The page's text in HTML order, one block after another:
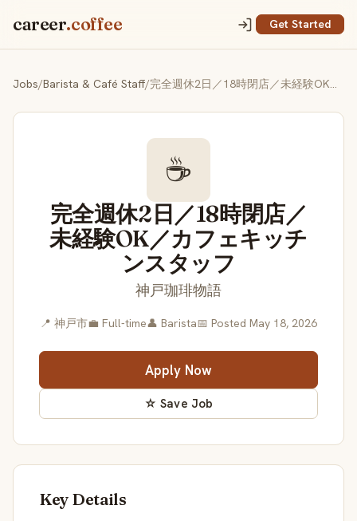
career.coffee Get Started
Jobs/Barista & Café Staff/ 完全週休2日／18時閉店／未経験OK／カフェキッチンスタッフ
☕
完全週休2日／18時閉店／
未経験OK／カフェキッチ
ンスタッフ
神戸珈琲物語
📍 神戸市💼 Full-time👤 Barista📅 Posted May 18, 2026
Apply Now
☆ Save Job
Key Details